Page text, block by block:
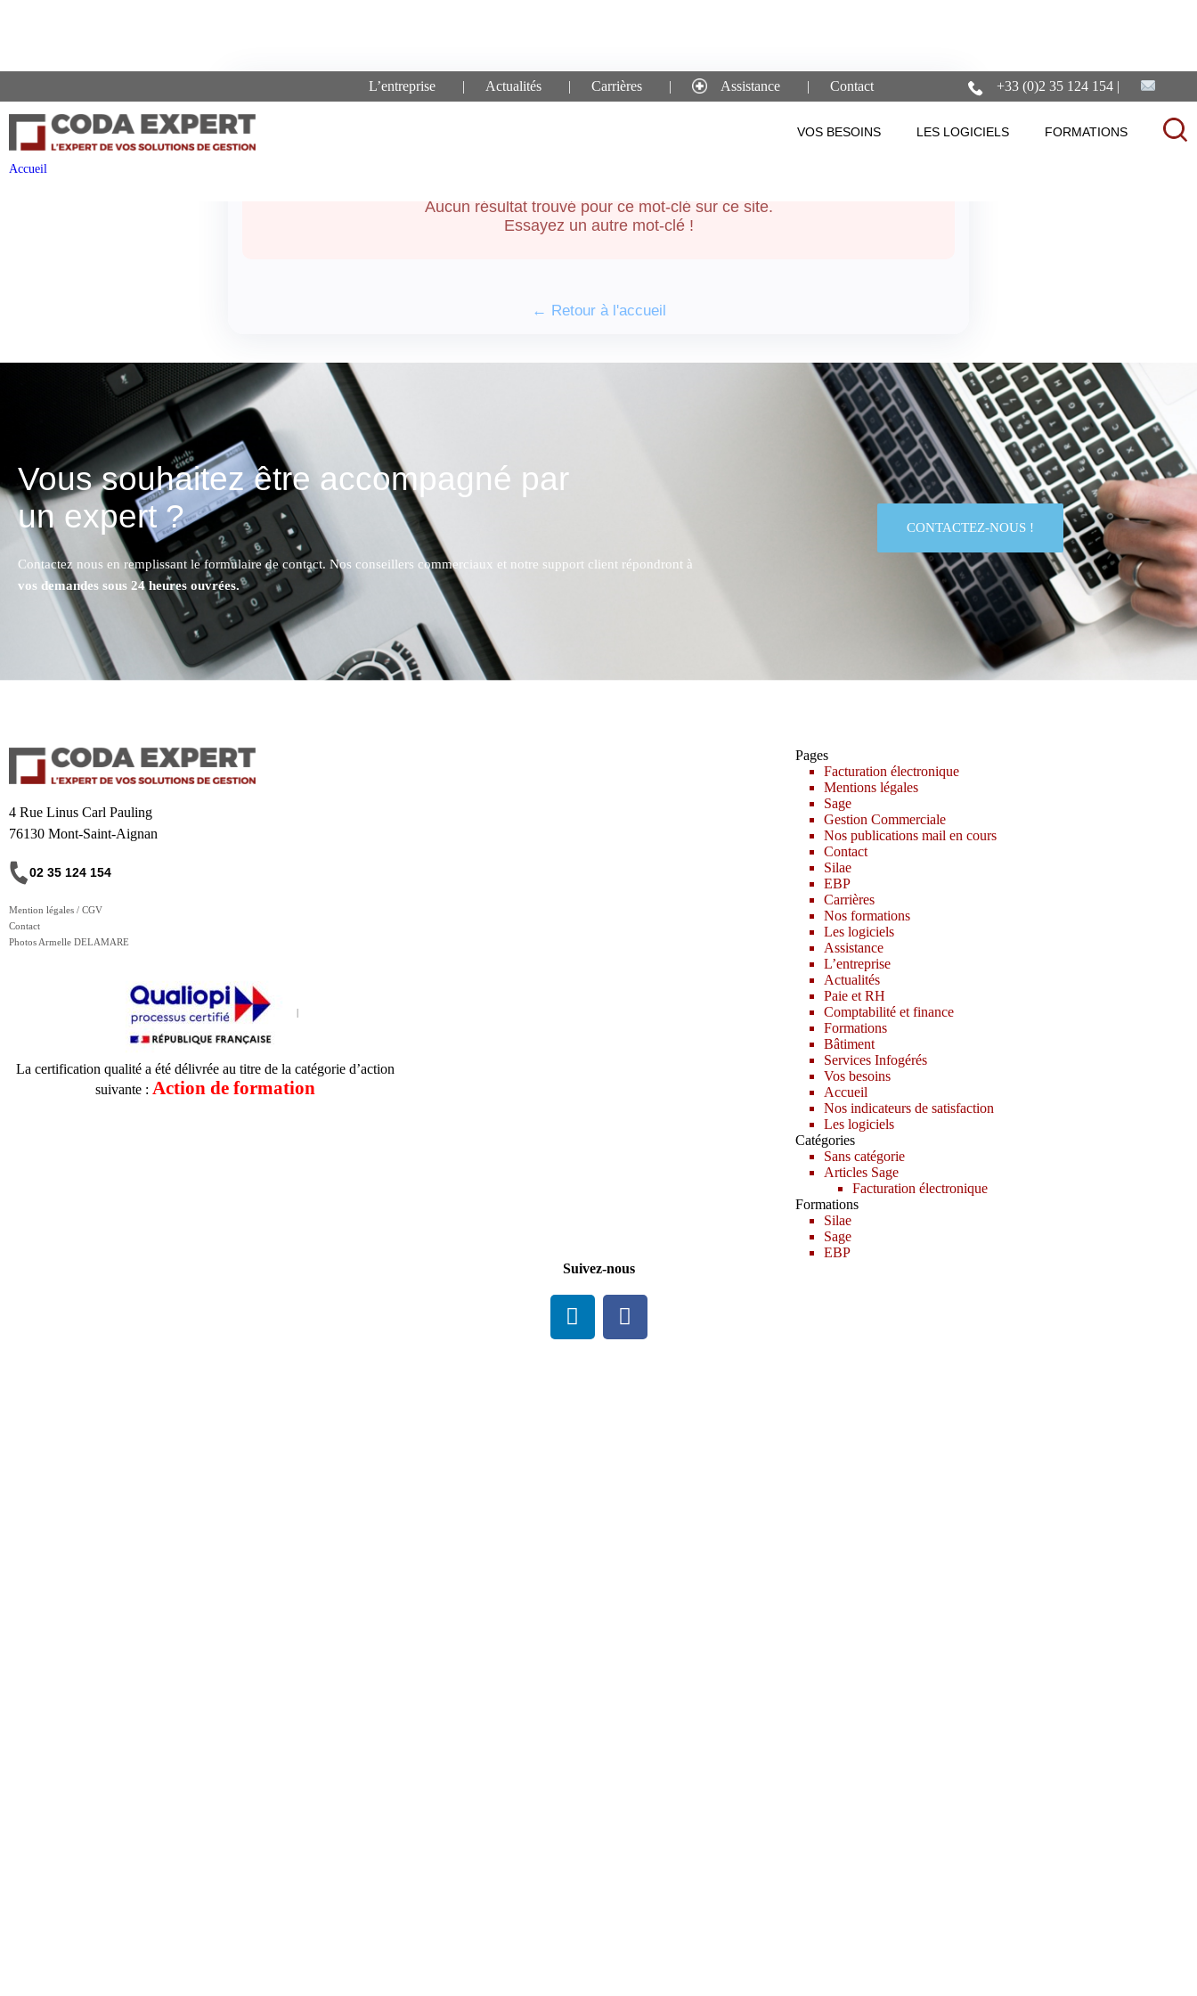
L’entreprise Actualités Carrières Assistance Contact +33 (0)2 35 124 154
VOS BESOINS LES LOGICIELS FORMATIONS
Accueil
Aucun résultat trouvé pour ce mot-clé sur ce site.
Essayez un autre mot-clé !
← Retour à l'accueil
Vous souhaitez être accompagné par
un expert ?
Contactez nous en remplissant le formulaire de contact. Nos conseillers commerciaux et notre support client répondront à
vos demandes sous 24 heures ouvrées.
CONTACTEZ-NOUS !
4 Rue Linus Carl Pauling
76130 Mont-Saint-Aignan
02 35 124 154
Mention légales / CGV
Contact
Photos Armelle DELAMARE
La certification qualité a été délivrée au titre de la catégorie d’action
suivante : Action de formation
Pages
Facturation électronique
Mentions légales
Sage
Gestion Commerciale
Nos publications mail en cours
Contact
Silae
EBP
Carrières
Nos formations
Les logiciels
Assistance
L’entreprise
Actualités
Paie et RH
Comptabilité et finance
Formations
Bâtiment
Services Infogérés
Vos besoins
Accueil
Nos indicateurs de satisfaction
Les logiciels
Catégories
Sans catégorie
Articles Sage
Facturation électronique
Formations
Silae
Sage
EBP
Suivez-nous